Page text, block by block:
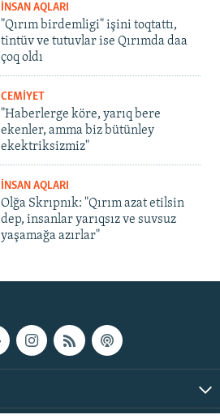
İNSAN AQLARI
"Qırım birdemligi" işini toqtattı,
tintüv ve tutuvlar ise Qırımda daa
çoq oldı
CEMİYET
"Haberlerge köre, yarıq bere
ekenler, amma biz bütünley
ekektriksizmiz"
İNSAN AQLARI
Olğa Skrıpnık: "Qırım azat etilsin
dep, insanlar yarıqsız ve suvsuz
yaşamağa azırlar"